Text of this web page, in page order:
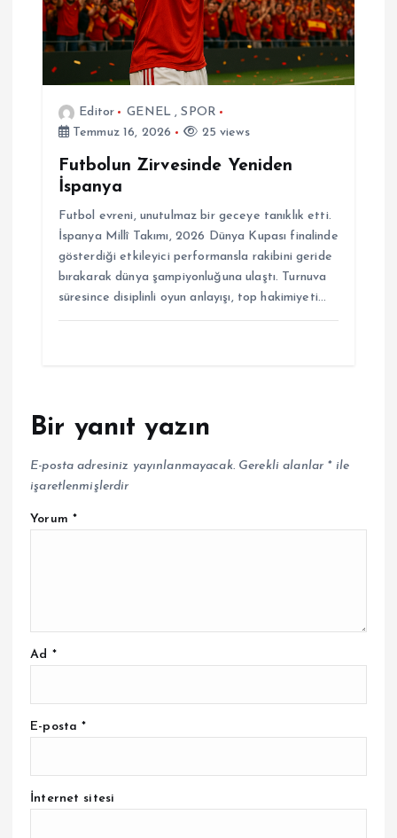
Editor GENEL,SPOR
Temmuz 16, 2026
25 views
Futbolun Zirvesinde Yeniden
İspanya
Futbol evreni, unutulmaz bir geceye tanıklık etti.
İspanya Millî Takımı, 2026 Dünya Kupası finalinde
gösterdiği etkileyici performansla rakibini geride
bırakarak dünya şampiyonluğuna ulaştı. Turnuva
süresince disiplinli oyun anlayışı, top hakimiyeti…
Bir yanıt yazın
E-posta adresiniz yayınlanmayacak. Gerekli alanlar *ile
işaretlenmişlerdir
Yorum *
Ad *
E-posta*
İnternet sitesi